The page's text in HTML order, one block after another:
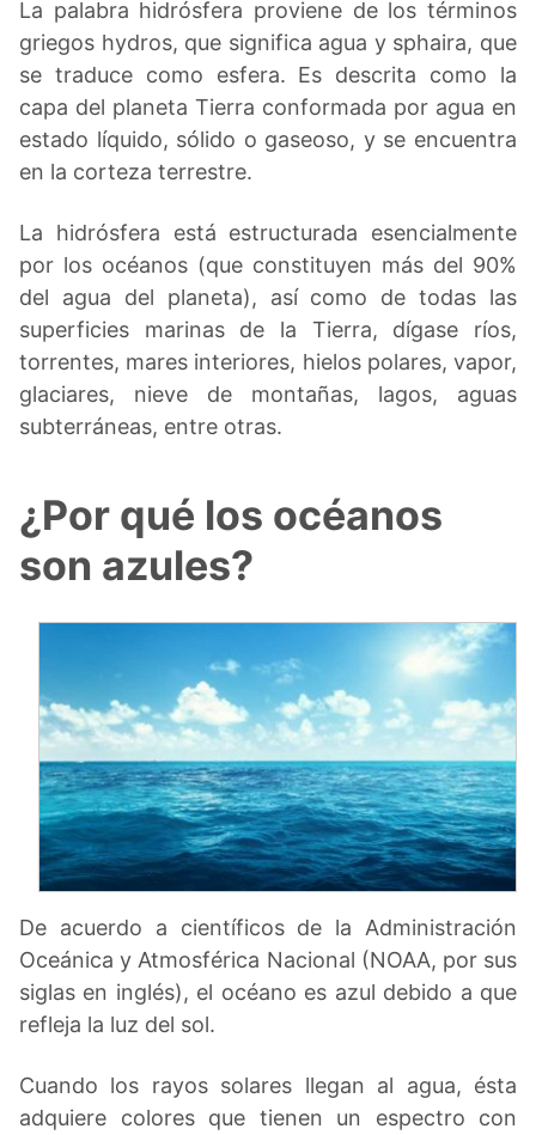
La palabra hidrósfera proviene de los términos
griegos hydros, que significa agua y sphaira, que
se traduce como esfera. Es descrita como la
capa del planeta Tierra conformada por agua en
estado líquido, sólido o gaseoso, y se encuentra
en la corteza terrestre.
La hidrósfera está estructurada esencialmente
por los océanos (que constituyen más del 90%
del agua del planeta), así como de todas las
superficies marinas de la Tierra, dígase ríos,
torrentes, mares interiores, hielos polares, vapor,
glaciares, nieve de montañas, lagos, aguas
subterráneas, entre otras.
¿Por qué los océanos
son azules?
De acuerdo a científicos de la Administración
Oceánica y Atmosférica Nacional (NOAA, por sus
siglas en inglés), el océano es azul debido a que
refleja la luz del sol.
Cuando los rayos solares llegan al agua, ésta
adquiere colores que tienen un espectro con